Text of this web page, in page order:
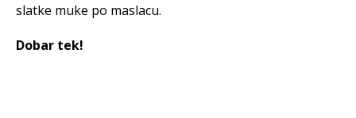
slatke muke po maslacu.
Dobar tek!